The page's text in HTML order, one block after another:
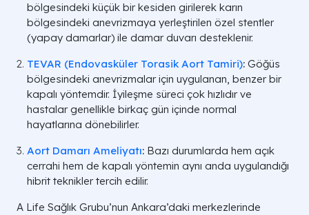
bölgesindeki küçük bir kesiden girilerek karın
bölgesindeki anevrizmaya yerleştirilen özel stentler
(yapay damarlar) ile damar duvarı desteklenir.
TEVAR (Endovasküler Torasik Aort Tamiri): Göğüs
bölgesindeki anevrizmalar için uygulanan, benzer bir
kapalı yöntemdir. İyileşme süreci çok hızlıdır ve
hastalar genellikle birkaç gün içinde normal
hayatlarına dönebilirler.
Aort Damarı Ameliyatı: Bazı durumlarda hem açık
cerrahi hem de kapalı yöntemin aynı anda uygulandığı
hibrit teknikler tercih edilir.
A Life Sağlık Grubu’nun Ankara’daki merkezlerinde